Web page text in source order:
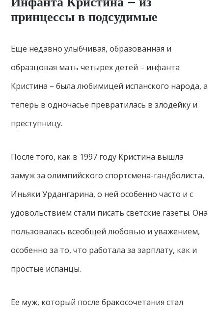
принцессы в подсудимые
Еще недавно улыбчивая, образованная и
образцовая мать четырех детей – инфанта
Кристина – была любимицей испанского народа, а
теперь в одночасье превратилась в злодейку и
преступницу.
После того, как в 1997 году Кристина вышла
замуж за олимпийского спортсмена-гандболиста,
Иньяки Урдангарина, о ней особенно часто и с
удовольствием стали писать светские газеты. Она
пользовалась всеобщей любовью и уважением,
особенно за то, что работала за зарплату, как и
простые испанцы.
Ее муж, который после бракосочетания стал